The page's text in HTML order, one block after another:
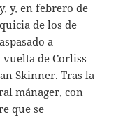
y, en febrero de
de los de
a
de Corliss
Skinner. Tras la
mánager, con
que se